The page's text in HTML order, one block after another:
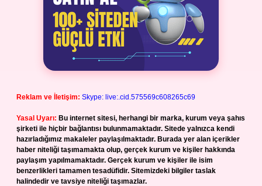
Reklam ve İletişim: Skype: live:.cid.575569c608265c69
Yasal Uyarı: Bu internet sitesi, herhangi bir marka, kurum veya şahıs
şirketi ile hiçbir bağlantısı bulunmamaktadır. Sitede yalnızca kendi
hazırladığımız makaleler paylaşılmaktadır. Burada yer alan içerikler
haber niteliği taşımamakta olup, gerçek kurum ve kişiler hakkında
paylaşım yapılmamaktadır. Gerçek kurum ve kişiler ile isim
benzerlikleri tamamen tesadüfidir. Sitemizdeki bilgiler taslak
halindedir ve tavsiye niteliği taşımazlar.